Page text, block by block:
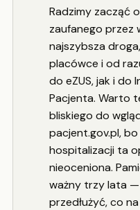
Radzimy zacząć
zaufanego przez
najszybsza
placówce i od
do eZUS, jak i do
Pacjenta. Warto
bliskiego do
pacjent.gov.pl,
hospitalizacji ta
nieoceniona.
ważny trzy lata
przedłużyć, co